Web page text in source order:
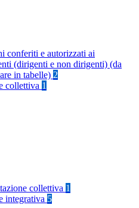
conferiti e autorizzati ai
(dirigenti e non dirigenti) (da
in tabelle) 2
collettiva 1
collettiva 1
integrativa 5